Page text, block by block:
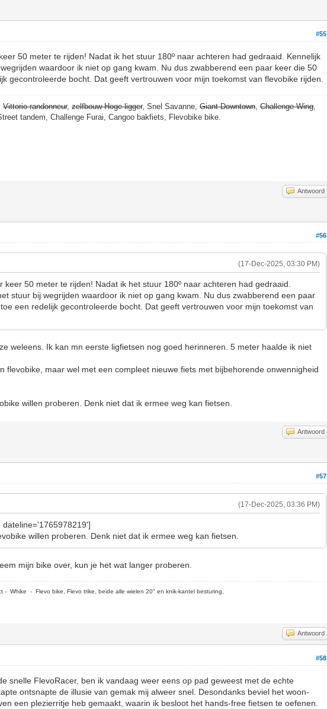
#55
50 meter te rijden! Nadat ik het stuur 180º naar achteren had gedraaid. Kennelijk
waardoor ik niet op gang kwam. Nu dus zwabberend een paar keer die 50
gecontroleerde bocht. Dat geeft vertrouwen voor mijn toekomst van flevobike rijden.
Vittorio randonneur,zelfbouw Hoge ligger, Snel Savanne,Giant Downtown,Challenge Wing,
tandem, Challenge Furai, Cangoo bakfiets, Flevobike bike.
Antwoord
#56
(17-Dec-2025, 03:30 PM)
keer 50 meter te rijden! Nadat ik het stuur 180º naar achteren had gedraaid.
stuur bij wegrijden waardoor ik niet op gang kwam. Nu dus zwabberend een paar
een redelijk gecontroleerde bocht. Dat geeft vertrouwen voor mijn toekomst van
weleens. Ik kan mn eerste ligfietsen nog goed herinneren. 5 meter haalde ik niet
flevobike, maar wel met een compleet nieuwe fiets met bijbehorende onwennigheid
willen proberen. Denk niet dat ik ermee weg kan fietsen.
Antwoord
#57
(17-Dec-2025, 03:36 PM)
willen proberen. Denk niet dat ik ermee weg kan fietsen.
mijn bike over, kun je het wat langer proberen.
- Whike - Flevo bike, Flevo trike, beide alle wielen 20" en knik-kantel besturing,
Antwoord
#58
snelle FlevoRacer, ben ik vandaag weer eens op pad geweest met de echte
ontsnapte de illusie van gemak mij alweer snel. Desondanks beviel het woon-
een plezierritje heb gemaakt, waarin ik besloot het hands-free fietsen te oefenen.